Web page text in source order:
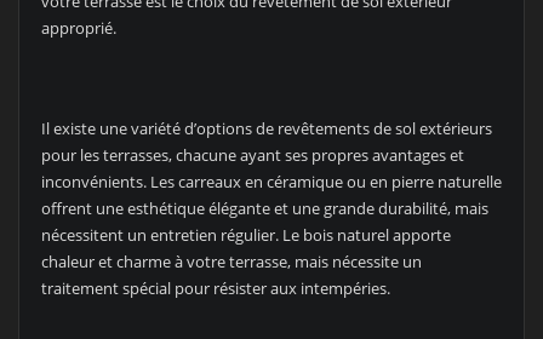
approprié.
Il existe une variété d’options de revêtements de sol extérieurs
pour les terrasses, chacune ayant ses propres avantages et
inconvénients. Les carreaux en céramique ou en pierre naturelle
offrent une esthétique élégante et une grande durabilité, mais
nécessitent un entretien régulier. Le bois naturel apporte
chaleur et charme à votre terrasse, mais nécessite un
traitement spécial pour résister aux intempéries.